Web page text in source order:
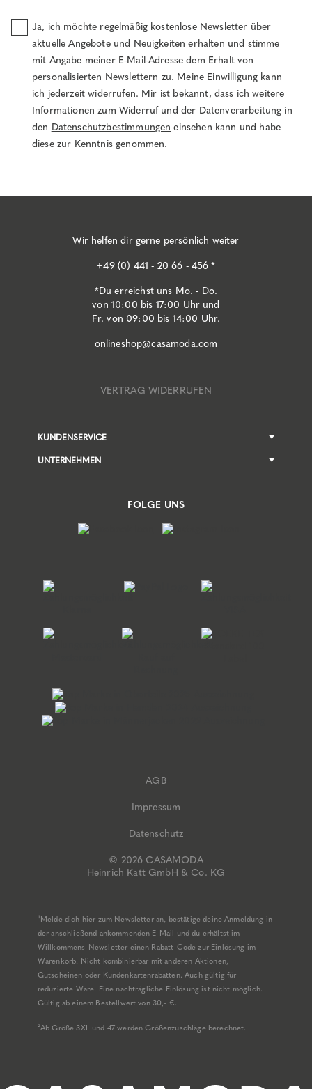
Ja, ich möchte regelmäßig kostenlose Newsletter über
aktuelle Angebote und Neuigkeiten erhalten und stimme
mit Angabe meiner E-Mail-Adresse dem Erhalt von
personalisierten Newslettern zu. Meine Einwilligung kann
ich jederzeit widerrufen. Mir ist bekannt, dass ich weitere
Informationen zum Widerruf und der Datenverarbeitung in
den Datenschutzbestimmungen einsehen kann und habe
diese zur Kenntnis genommen.
Wir helfen dir gerne persönlich weiter
+49 (0) 441 - 20 66 - 456 *
*Du erreichst uns Mo. - Do.
von 10:00 bis 17:00 Uhr und
Fr. von 09:00 bis 14:00 Uhr.
onlineshop@casamoda.com
VERTRAG WIDERRUFEN
KUNDENSERVICE
UNTERNEHMEN
FOLGE UNS
© 2026 CASAMODA
Heinrich Katt GmbH & Co. KG
AGB
Impressum
Datenschutz
¹Melde dich hier zum Newsletter an, bestätige deine Anmeldung in
der anschließend ankommenden E-Mail und du erhältst im
Willkommens-Newsletter einen Rabatt-Code zur Einlösung im
Warenkorb. Nicht kombinierbar mit anderen Aktionen,
Gutscheinen oder Kundenkartenrabatten. Auch gültig für
reduzierte Ware. Eine nachträgliche Einlösung ist nicht möglich.
Gültig ab einem Bestellwert von 30,- €.
²Ab Größe 3XL und 47 werden Größenzuschläge berechnet.